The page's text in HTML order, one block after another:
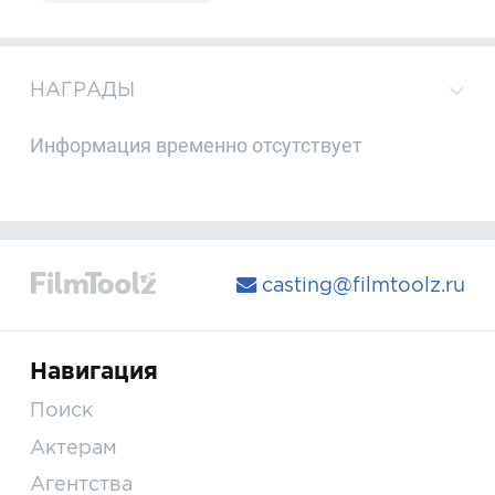
НАГРАДЫ
Информация временно отсутствует
casting@filmtoolz.ru
Навигация
Поиск
Актерам
Агентства